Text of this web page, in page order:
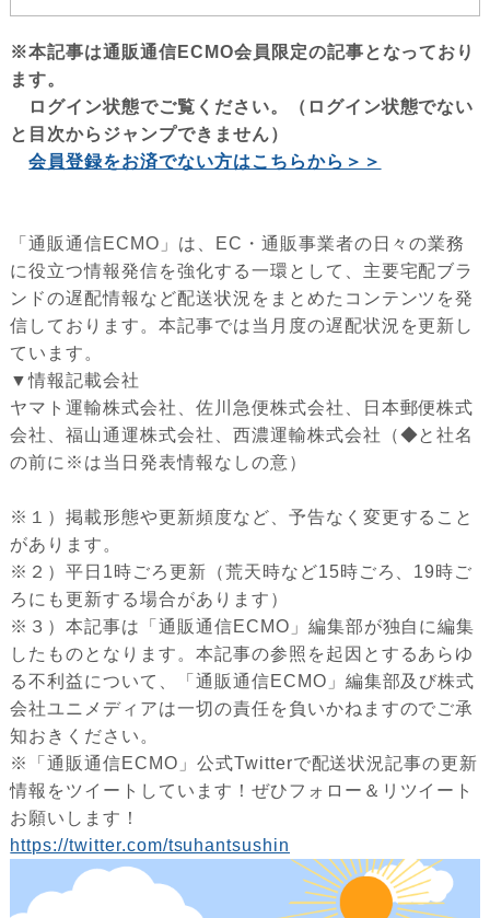
※本記事は通販通信ECMO会員限定の記事となっており
ます。
ログイン状態でご覧ください。（ログイン状態でない
と目次からジャンプできません）
会員登録をお済でない方はこちらから＞＞
「通販通信ECMO」は、EC・通販事業者の日々の業務
に役立つ情報発信を強化する一環として、主要宅配ブラ
ンドの遅配情報など配送状況をまとめたコンテンツを発
信しております。本記事では当月度の遅配状況を更新し
ています。
▼情報記載会社
ヤマト運輸株式会社、佐川急便株式会社、日本郵便株式
会社、福山通運株式会社、西濃運輸株式会社（◆と社名
の前に※は当日発表情報なしの意）
※１）掲載形態や更新頻度など、予告なく変更すること
があります。
※２）平日1時ごろ更新（荒天時など15時ごろ、19時ご
ろにも更新する場合があります）
※３）本記事は「通販通信ECMO」編集部が独自に編集
したものとなります。本記事の参照を起因とするあらゆ
る不利益について、「通販通信ECMO」編集部及び株式
会社ユニメディアは一切の責任を負いかねますのでご承
知おきください。
※「通販通信ECMO」公式Twitterで配送状況記事の更新
情報をツイートしています！ぜひフォロー＆リツイート
お願いします！
https://twitter.com/tsuhantsushin